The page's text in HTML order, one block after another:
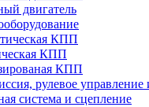
двигатель
КПП
КПП
КПП
рулевое управление
система и сцепление